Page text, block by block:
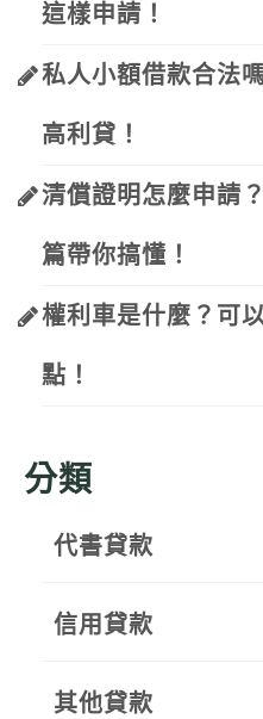
這樣申請！
私人小額借款合法
高利貸！
清償證明怎麼申請
篇帶你搞懂！
權利車是什麼？可
點！
分類
代書貸款
信用貸款
其他貸款